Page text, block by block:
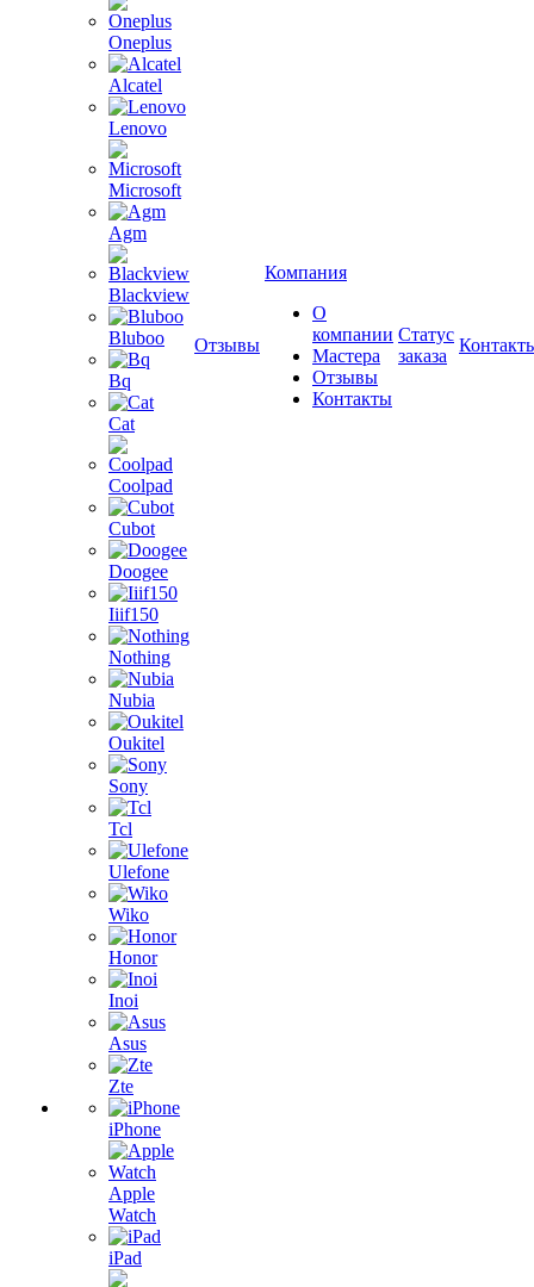
Oneplus
Alcatel
Lenovo
Microsoft
Agm
Blackview
Bluboo
Bq
Cat
Coolpad
Cubot
Doogee
Iiif150
Nothing
Nubia
Oukitel
Sony
Tcl
Ulefone
Wiko
Honor
Inoi
Asus
Zte
iPhone
Apple
Watch
iPad
Отзывы
Компания
О
компании
Мастера
Отзывы
Контакты
Статус
заказа